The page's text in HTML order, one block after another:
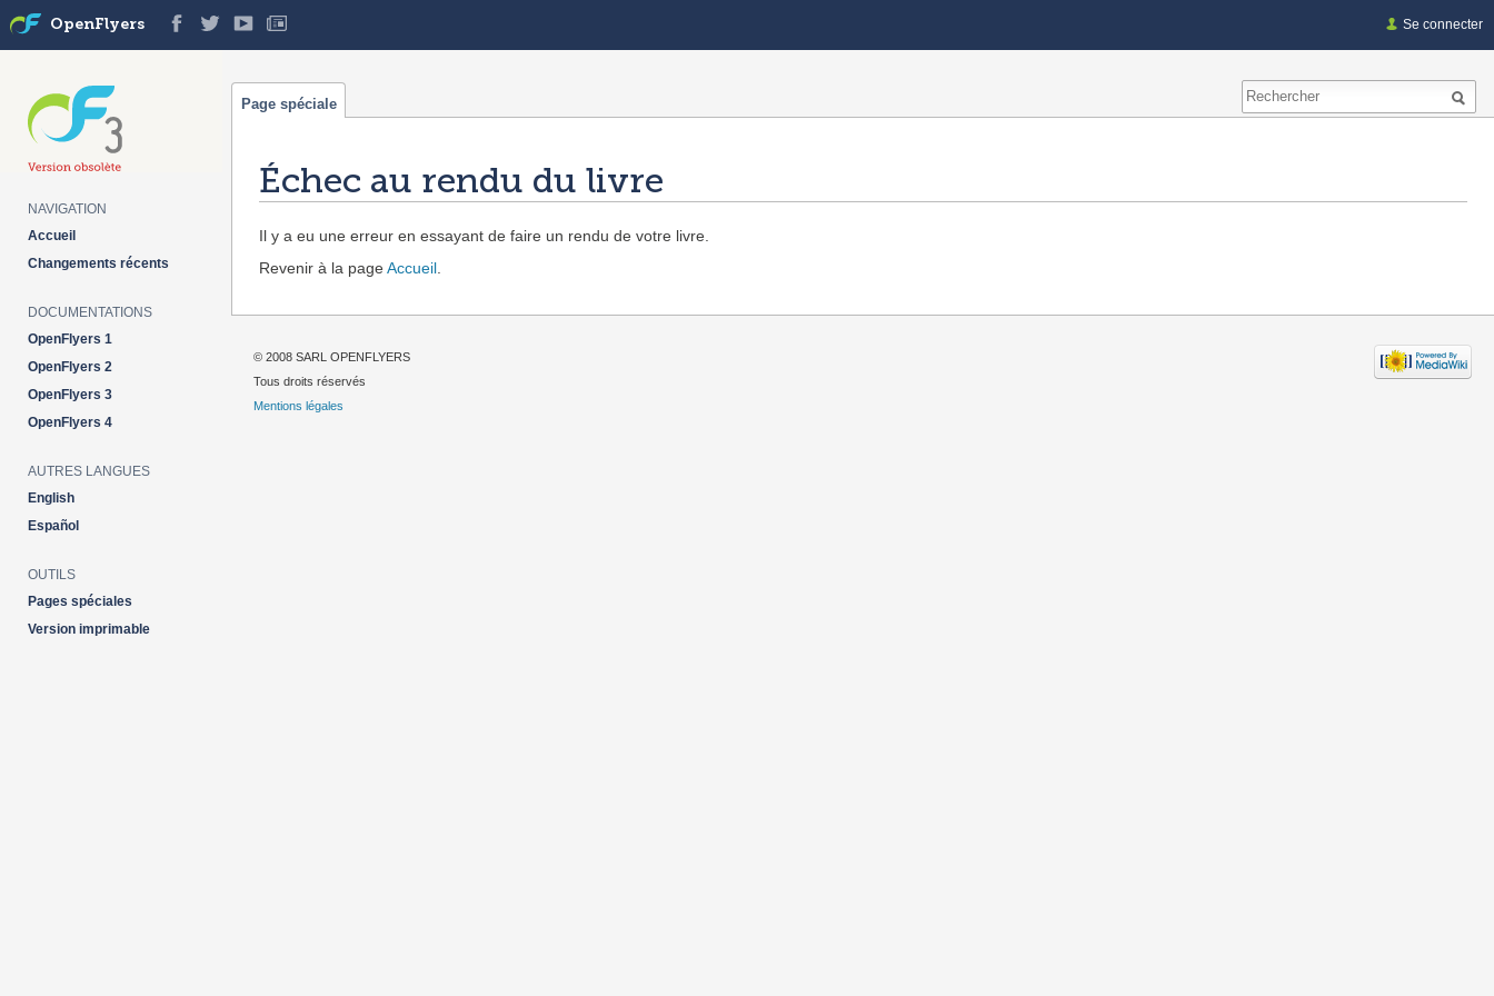
Échec au rendu du livre
Il y a eu une erreur en essayant de faire un rendu de votre livre.
Revenir à la pageAccueil
Se connecter
Page spéciale
OpenFlyers
NAVIGATION
Accueil
Changements récents
DOCUMENTATIONS
OpenFlyers 1
OpenFlyers 2
OpenFlyers 3
OpenFlyers 4
AUTRES LANGUES
English
Español
OUTILS
Pages spéciales
Version imprimable
© 2008 SARL OPENFLYERS
Tous droits réservés
Mentions légales